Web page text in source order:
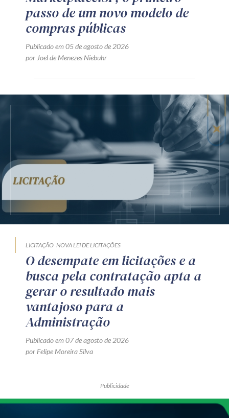
passo de um novo modelo de
compras públicas
Publicado em 05 de agosto de 2026
por Joel de Menezes Niebuhr
LICITAÇÃO NOVA LEI DE LICITAÇÕES
O desempate em licitações e a
busca pela contratação apta a
gerar o resultado mais
vantajoso para a
Administração
Publicado em 07 de agosto de 2026
por Felipe Moreira Silva
Publicidade